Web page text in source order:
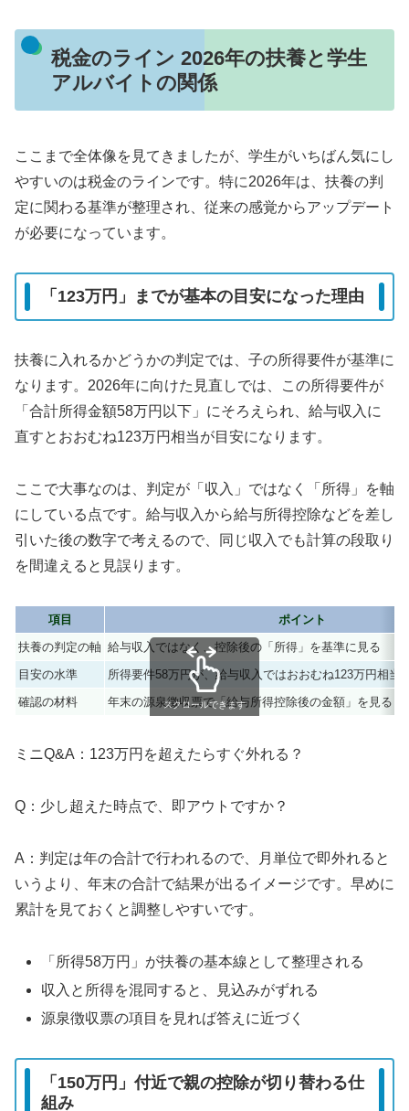
税金のライン 2026年の扶養と学生
アルバイトの関係
ここまで全体像を見てきましたが、学生がいちばん気にし
やすいのは税金のラインです。特に2026年は、扶養の判
定に関わる基準が整理され、従来の感覚からアップデート
が必要になっています。
「123万円」までが基本の目安になった理由
扶養に入れるかどうかの判定では、子の所得要件が基準に
なります。2026年に向けた見直しでは、この所得要件が
「合計所得金額58万円以下」にそろえられ、給与収入に
直すとおおむね123万円相当が目安になります。
ここで大事なのは、判定が「収入」ではなく「所得」を軸
にしている点です。給与収入から給与所得控除などを差し
引いた後の数字で考えるので、同じ収入でも計算の段取り
を間違えると見誤ります。
項目
ポイント
扶養の判定の軸 給与収入ではなく、控除後の「所得」を基準に見る
目安の水準
所得要件58万円が、給与収入ではおおむね123万円相当
確認の材料
年末の源泉徴収票で「給与所得控除後の金額」を見ると
スクロールできます
ミニQ&A：123万円を超えたらすぐ外れる？
Q：少し超えた時点で、即アウトですか？
A：判定は年の合計で行われるので、月単位で即外れると
いうより、年末の合計で結果が出るイメージです。早めに
累計を見ておくと調整しやすいです。
「所得58万円」が扶養の基本線として整理される
収入と所得を混同すると、見込みがずれる
源泉徴収票の項目を見れば答えに近づく
「150万円」付近で親の控除が切り替わる仕
組み